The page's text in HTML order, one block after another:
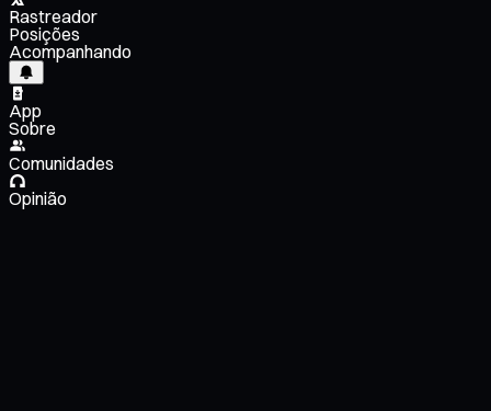
Rastreador
Posições
Acompanhando
App
Sobre
Comunidades
Opinião